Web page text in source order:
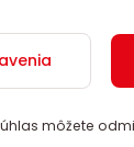
- 2024
môžete